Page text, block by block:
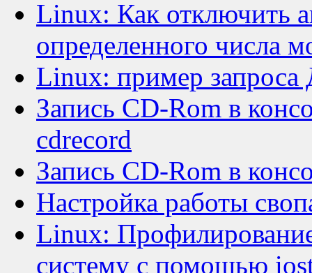
Linux: Как отключить
определенного числа
Linux: пример запроса
Запись CD-Rom в
cdrecord
Запись CD-Rom в
Настройка работы
Linux:
систему с помощью